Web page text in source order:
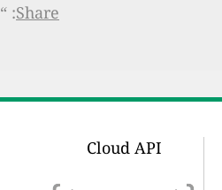
Share
: “
Cloud API